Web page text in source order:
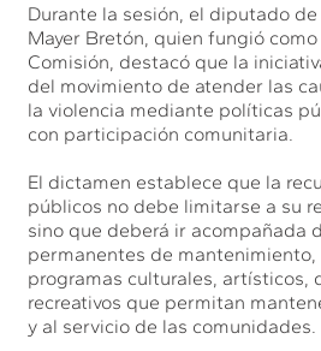
Durante la sesión, el diputado
Mayer Bretón, quien fungió
Comisión, destacó que la
del movimiento de atender las
la violencia mediante políticas
con participación comunitaria.
El dictamen establece que la
públicos no debe limitarse a su
sino que deberá ir acompañada
permanentes de
programas culturales, artísticos,
recreativos que permitan
y al servicio de las comunidades.